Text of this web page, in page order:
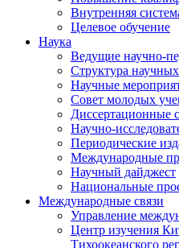
Внутренняя
Целевое обучение
Наука
Ведущие научно-
Структура
Научные
Совет молодых
Диссертационные
Научно-
Периодические
Международные
Научный дайджест
Национальные
Международные связи
Управление
Центр изучения
Тихоокеанского